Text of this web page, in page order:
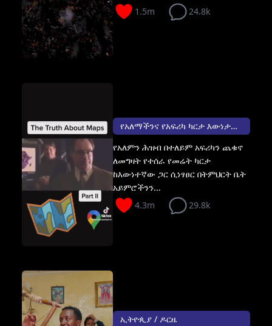
1.5m
24.8k
የአለማችንና የአፍሪካ ካርታ እውነታው ሌላ ነው ።
የአለምን ሕዝብ በተለይም አፍሪካን ጨቁኖ
ለመግዛት የተሰራ የመሬት ካርታ
ከእውነተኛው ጋር ሲነፃፀር በትምህርት ቤት
አይምሮችንን...
4.3m
29.8k
ኢትዮጲያ / ዶርዜ